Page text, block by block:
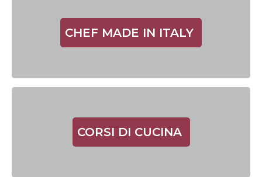
CHEF MADE IN ITALY
CORSI DI CUCINA